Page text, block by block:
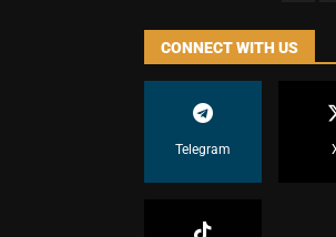
CONNECT WITH US
Telegram